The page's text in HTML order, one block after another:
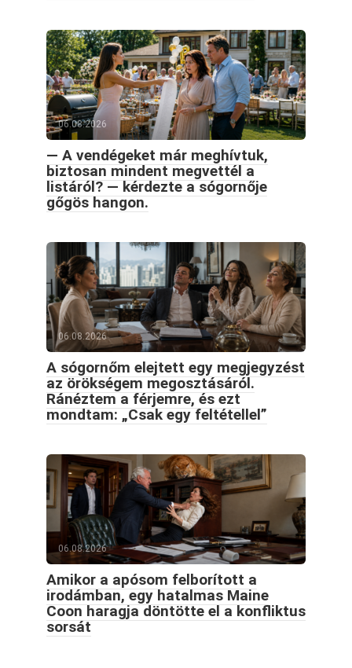
06.08.2026
— A vendégeket már meghívtuk,
biztosan mindent megvettél a
listáról? — kérdezte a sógornője
gőgös hangon.
06.08.2026
A sógornőm elejtett egy megjegyzést
az örökségem megosztásáról.
Ránéztem a férjemre, és ezt
mondtam: „Csak egy feltétellel”
06.08.2026
Amikor a apósom felborított a
irodámban, egy hatalmas Maine
Coon haragja döntötte el a konfliktus
sorsát